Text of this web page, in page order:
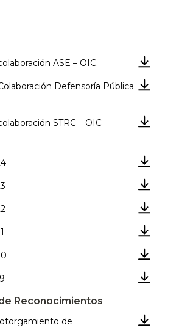
ASE – OIC.
Defensoría Pública
STRC – OIC
Reconocimientos
de